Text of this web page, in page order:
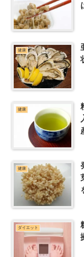
健康
健康
健康
ダイエット